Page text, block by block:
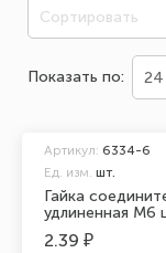
Сортировать
Показать по: 24
Гайка
удлиненная М6
Артикул: 6334-6
Ед. изм. шт.
2.39 ₽